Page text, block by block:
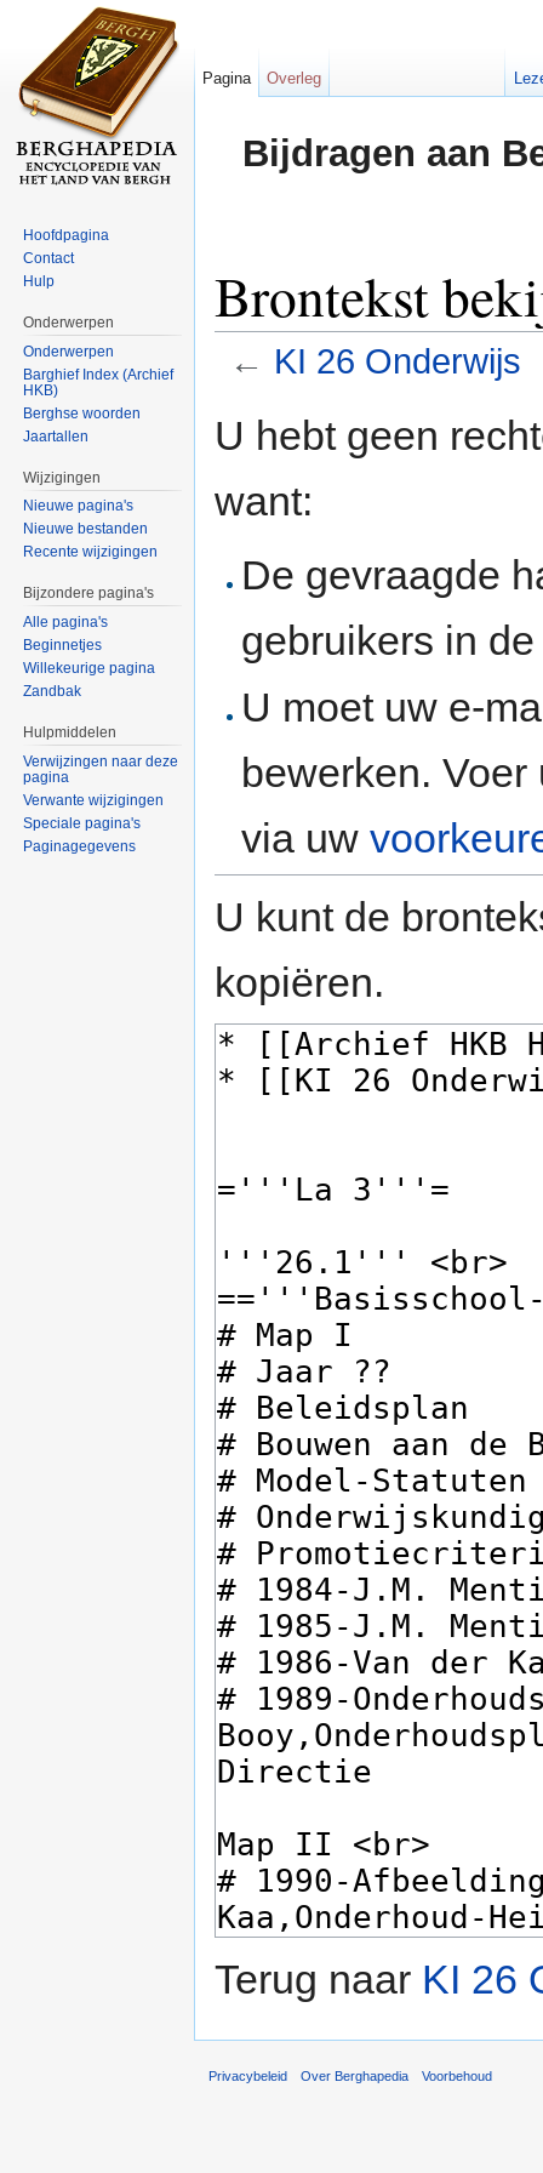
Bijdragen aan
Brontekst
← KI 26 Onderwijs
U hebt geen
want:
De gevraagde
gebruikers in
U moet uw e-
bewerken.
via uw
U kunt de
kopiëren.
Terug naar KI 26
Pagina Overleg
Hoofdpagina
Contact
Hulp
Onderwerpen
Onderwerpen
Barghief Index (Archief
HKB)
Berghse woorden
Jaartallen
Wijzigingen
Nieuwe pagina's
Nieuwe bestanden
Recente wijzigingen
Bijzondere pagina's
Alle pagina's
Beginnetjes
Willekeurige pagina
Zandbak
Hulpmiddelen
Verwijzingen naar deze
pagina
Verwante wijzigingen
Speciale pagina's
Paginagegevens
Privacybeleid Over Berghapedia Voorbehoud